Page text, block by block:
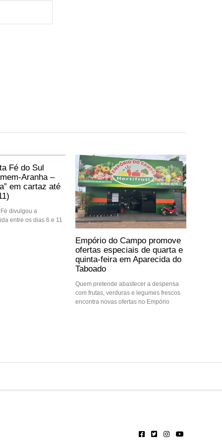
Fé do Sul
Aranha –
em cartaz até
divulgou a
entre os dias 6 e 11
Empório do Campo promove
ofertas especiais de quarta e
quinta-feira em Aparecida do
Taboado
Quem pretende abastecer a despensa
com frutas, verduras e legumes frescos
encontra novas ofertas no Empório